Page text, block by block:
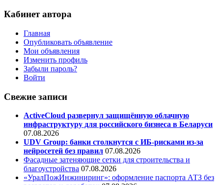
Кабинет автора
Главная
Опубликовать объявление
Мои объявления
Изменить профиль
Забыли пароль?
Войти
Свежие записи
ActiveCloud развернул защищённую облачную
инфраструктуру для российского бизнеса в Беларуси
07.08.2026
UDV Group: банки столкнутся с ИБ-рисками из-за
нейросетей без правил 07.08.2026
Фасадные затеняющие сетки для строительства и
благоустройства 07.08.2026
«УралПожИнжиниринг»: оформление паспорта АТЗ без